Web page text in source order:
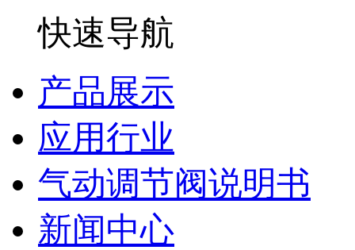
快速导航
产品展示
应用行业
气动调节阀说明书
新闻中心